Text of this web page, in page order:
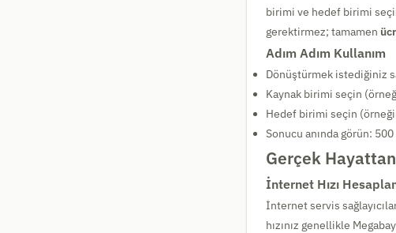
birimi ve hedef birimi
gerektirmez; tamamen
Adım Adım Kullanım
Dönüştürmek istediğiniz
Kaynak birimi seçin
Hedef birimi seçin
Sonucu anında görün:
Gerçek
İnternet Hızı
İnternet servis
hızınız genellikle